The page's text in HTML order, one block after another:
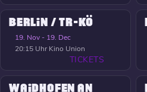
BERLIN / TR-KÖ
19. Nov - 19. Dec
20:15 Uhr Kino Union
TICKETS
WAIDHOFEN AN